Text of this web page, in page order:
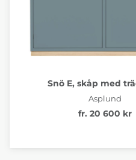
Snö E, skåp med
Asplund
fr. 20 600 kr